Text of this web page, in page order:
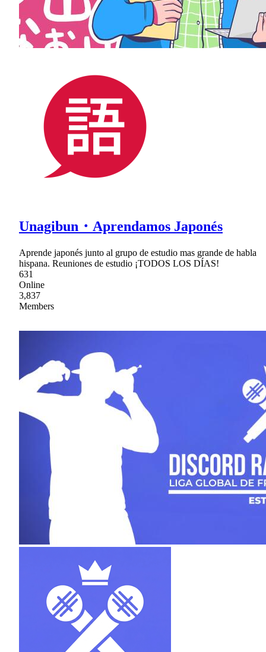
Unagibun・Aprendamos Japonés
Aprende japonés junto al grupo de estudio mas grande de habla
hispana. Reuniones de estudio ¡TODOS LOS DÍAS!
631
Online
3,837
Members